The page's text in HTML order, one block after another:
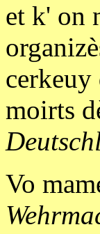
et k' on
cerkeuy
moirts
Vo